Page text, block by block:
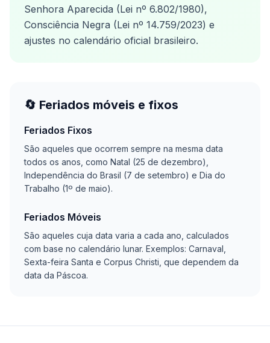
Senhora Aparecida (Lei nº 6.802/1980),
Consciência Negra (Lei nº 14.759/2023) e
ajustes no calendário oficial brasileiro.
🔄 Feriados móveis e fixos
Feriados Fixos
São aqueles que ocorrem sempre na mesma data
todos os anos, como Natal (25 de dezembro),
Independência do Brasil (7 de setembro) e Dia do
Trabalho (1º de maio).
Feriados Móveis
São aqueles cuja data varia a cada ano, calculados
com base no calendário lunar. Exemplos: Carnaval,
Sexta-feira Santa e Corpus Christi, que dependem da
data da Páscoa.